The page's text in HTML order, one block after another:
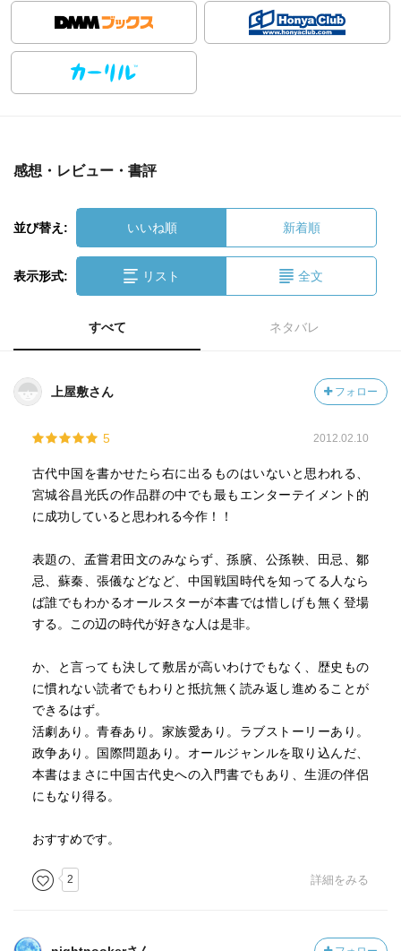
感想・レビュー・書評
並び替え: いいね順 新着順
表示形式: リスト 全文
すべて ネタバレ
上屋敷さん フォロー
5 2012.02.10
古代中国を書かせたら右に出るものはいないと思われる、
宮城谷昌光氏の作品群の中でも最もエンターテイメント的
に成功していると思われる今作！！
表題の、孟嘗君田文のみならず、孫臏、公孫鞅、田忌、鄒
忌、蘇秦、張儀などなど、中国戦国時代を知ってる人なら
ば誰でもわかるオールスターが本書では惜しげも無く登場
する。この辺の時代が好きな人は是非。
か、と言っても決して敷居が高いわけでもなく、歴史もの
に慣れない読者でもわりと抵抗無く読み返し進めることが
できるはず。
活劇あり。青春あり。家族愛あり。ラブストーリーあり。
政争あり。国際問題あり。オールジャンルを取り込んだ、
本書はまさに中国古代史への入門書でもあり、生涯の伴侶
にもなり得る。
おすすめです。
2 詳細をみる